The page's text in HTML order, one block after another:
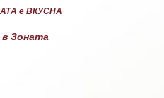
е ВКУСНА
Зоната